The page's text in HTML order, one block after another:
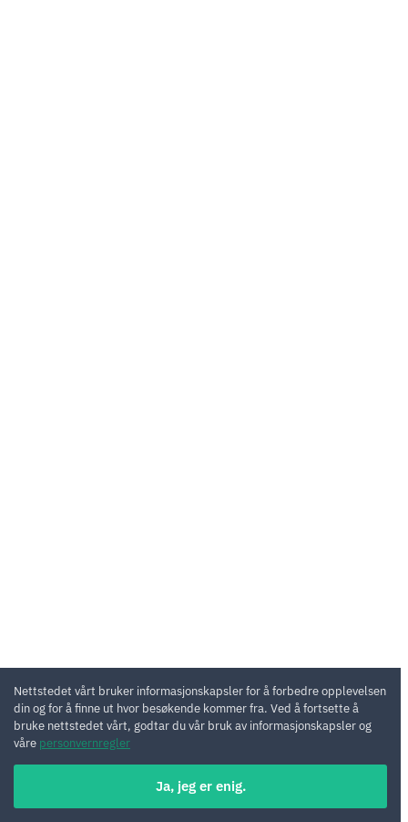
Nettstedet vårt bruker informasjonskapsler for å forbedre opplevelsen
din og for å finne ut hvor besøkende kommer fra. Ved å fortsette å
bruke nettstedet vårt, godtar du vår bruk av informasjonskapsler og
våre personvernregler
Ja, jeg er enig.